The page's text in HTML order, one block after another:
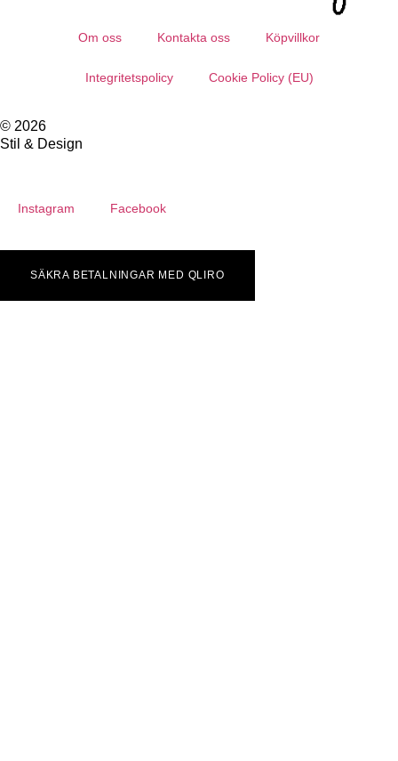
Om oss Kontakta oss Köpvillkor
Integritetspolicy Cookie Policy (EU)
© 2026
Stil & Design
Instagram Facebook
SÄKRA BETALNINGAR MED QLIRO